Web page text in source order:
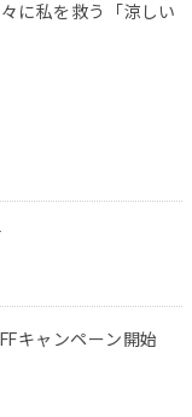
に私を救う「涼しい
キャンペーン開始